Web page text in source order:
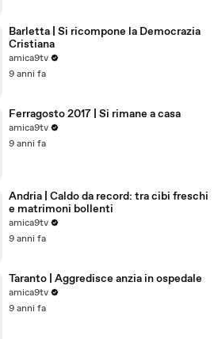
Barletta | Si ricompone la Democrazia
Cristiana
amica9tv
9 anni fa
Ferragosto 2017 | Si rimane a casa
amica9tv
9 anni fa
Andria | Caldo da record: tra cibi freschi
e matrimoni bollenti
amica9tv
9 anni fa
Taranto | Aggredisce anzia in ospedale
amica9tv
9 anni fa